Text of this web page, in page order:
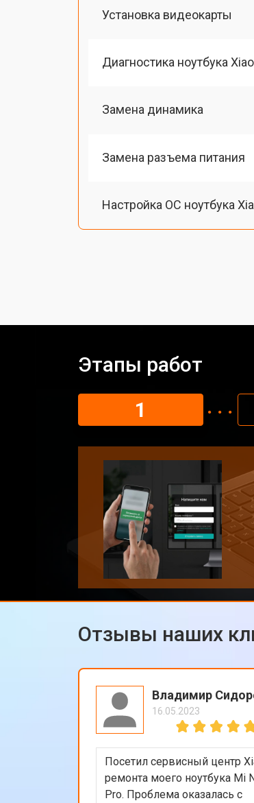
Установка видеокарты
Диагностика ноутбука
Замена динамика
Замена разъема питания
Настройка ОС ноутбука
Установка драйверов
Замена жесткого диска
Замена разъема HDMI
Замена клавиатуры
Замена материнской
Замена матрицы
Этапы работ
1
Отзывы наших
Владимир
16.05.2023
Посетил сервисный центр
ремонта моего ноутбука Mi
Pro. Проблема оказалась с